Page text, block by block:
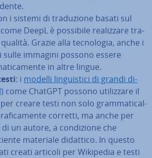
i sistemi di tra­du­zio­ne basati sul
DeepL è possibile rea­liz­za­re tra­
Grazie alla tec­no­lo­gia, anche i
sulle immagini possono essere
in altre lingue.
: i modelli lin­gui­sti­ci di grandi di­
come ChatGPT possono uti­liz­za­re il
creare testi non solo gram­ma­ti­cal­
corretti, ma anche per
un autore, a con­di­zio­ne che
materiale didattico. In questo
creati articoli per Wikipedia e testi